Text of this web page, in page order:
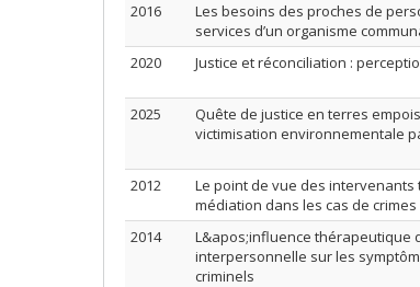
2016
Les besoins des proches de
services d’un organisme
2020
Justice et réconciliation :
2025
Quête de justice en terres
victimisation environnementale
2012
Le point de vue des
médiation dans les cas de
2014
L&apos;influence thérapeutique
interpersonnelle sur les
criminels